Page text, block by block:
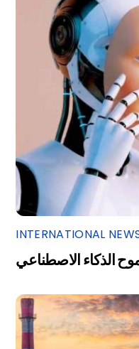
INTERNATIONAL
الذكاء الاصطناعي